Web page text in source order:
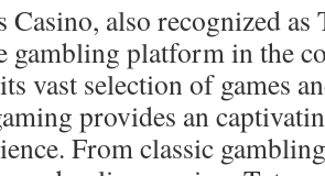
Casino, also recognized
gambling platform in the
vast selection of games
provides an
From classic